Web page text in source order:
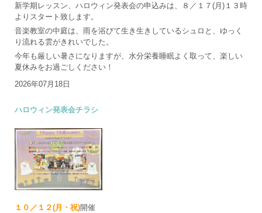
新学期レッスン、ハロウィン発表会の申込みは、８／１７(月)１３時
よりスタート致します。
音楽教室の中庭は、雨を浴びて生き生きしているシュロと、ゆっく
り流れる雲がきれいでした。
今年も厳しい暑さになりますが、水分栄養睡眠よく取って、楽しい
夏休みをお過ごしください！
2026年07月18日
ハロウィン発表会チラシ
１０／１２(月・祝)開催